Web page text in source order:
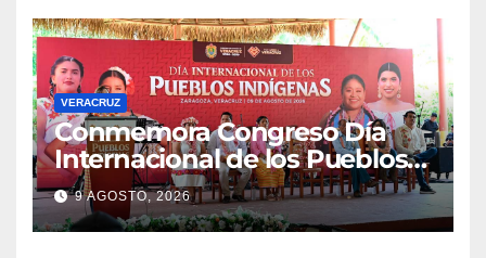
VERACRUZ
Conmemora Congreso Día
Internacional de los Pueblos
Indígenas
9 AGOSTO, 2026